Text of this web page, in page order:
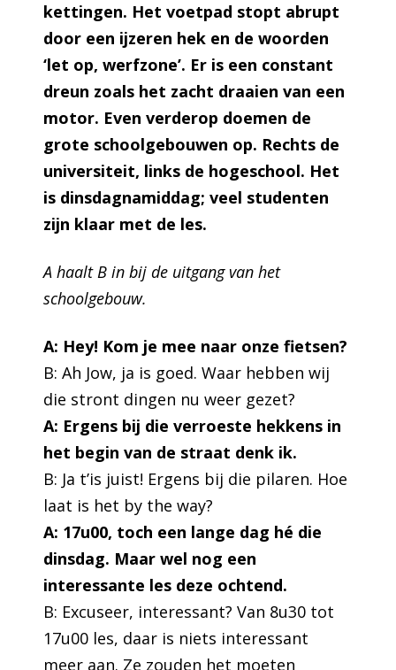
kettingen. Het voetpad stopt abrupt
door een ijzeren hek en de woorden
‘let op, werfzone’. Er is een constant
dreun zoals het zacht draaien van een
motor. Even verderop doemen de
grote schoolgebouwen op. Rechts de
universiteit, links de hogeschool. Het
is dinsdagnamiddag; veel studenten
zijn klaar met de les.
A haalt B in bij de uitgang van het
schoolgebouw.
A: Hey! Kom je mee naar onze fietsen?
B: Ah Jow, ja is goed. Waar hebben wij
die stront dingen nu weer gezet?
A: Ergens bij die verroeste hekkens in
het begin van de straat denk ik.
B: Ja t’is juist! Ergens bij die pilaren. Hoe
laat is het by the way?
A: 17u00, toch een lange dag hé die
dinsdag. Maar wel nog een
interessante les deze ochtend.
B: Excuseer, interessant? Van 8u30 tot
17u00 les, daar is niets interessant
meer aan. Ze zouden het moeten